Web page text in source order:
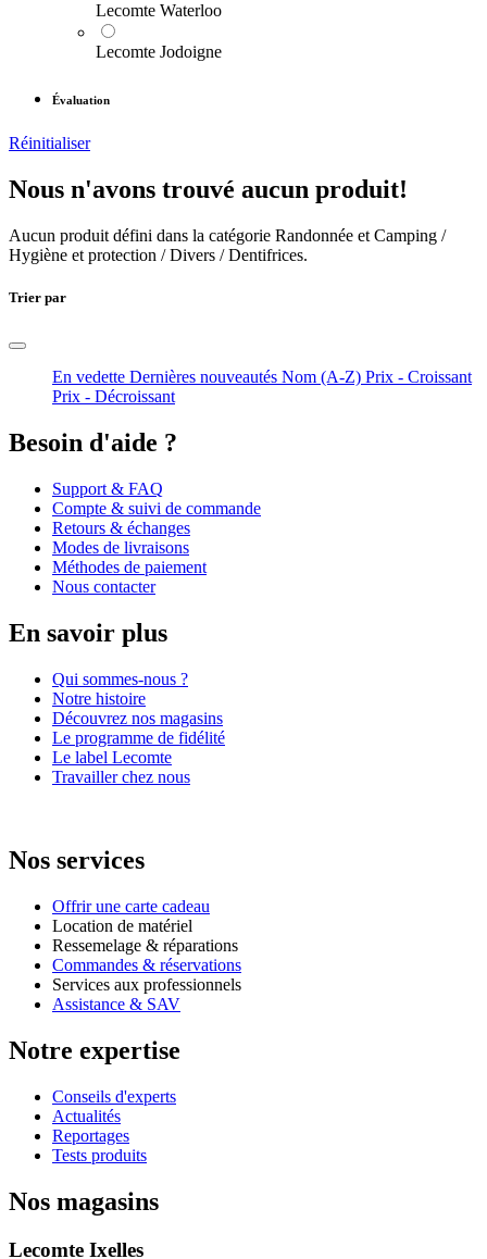
Lecomte Waterloo
Lecomte Jodoigne
Évaluation
Réinitialiser
Nous n'avons trouvé aucun produit!
Aucun produit défini dans la catégorie Randonnée et Camping /
Hygiène et protection / Divers / Dentifrices.
Trier par
En vedette Dernières nouveautés Nom (A-Z) Prix - Croissant
Prix - Décroissant
Besoin d'aide ?
Support & FAQ
Compte & suivi de commande
Retours & échanges
Modes de livraisons
Méthodes de paiement
Nous contacter
En savoir plus
Qui sommes-nous ?
Notre histoire
Découvrez nos magasins
Le programme de fidélité
Le label Lecomte
Travailler chez nous
Nos services
Offrir une carte cadeau
Location de matériel
Ressemelage & réparations
Commandes & réservations
Services aux professionnels
Assistance & SAV
Notre expertise
Conseils d'experts
Actualités
Reportages
Tests produits
Nos magasins
Lecomte Ixelles